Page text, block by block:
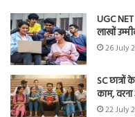
UGC
लाखों
26 July
SC
काम,
22 July